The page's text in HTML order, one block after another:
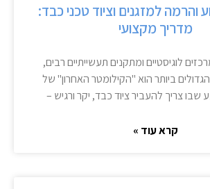
והרמה למזגנים וציוד טכני כבד:
מדריך מקצועי
לוגיסטיים ומתקנים תעשייתיים רבים,
ביותר הוא "הקילומטר האחרון" של
צריך להעביר ציוד כבד, יקר ורגיש –
קרא עוד »